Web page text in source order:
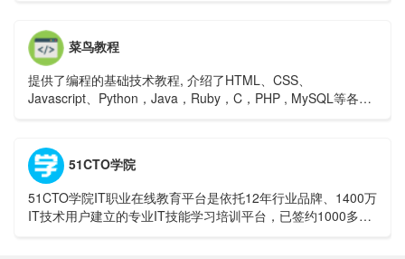
w3schools的W3C学习社区及菜鸟编程平台。
菜鸟教程
提供了编程的基础技术教程, 介绍了HTML、CSS、
Javascript、Python，Java，Ruby，C，PHP , MySQL等各种
51CTO学院
51CTO学院IT职业在线教育平台是依托12年行业品牌、1400万
IT技术用户建立的专业IT技能学习培训平台，已签约1000多位